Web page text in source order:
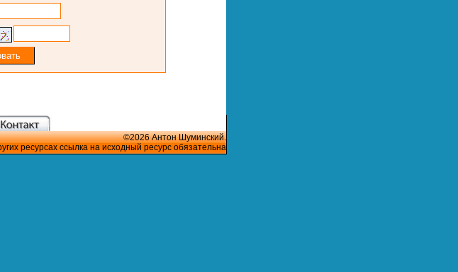
©2026 Антон Шуминский.
ресурсах ссылка на исходный ресурс обязательна